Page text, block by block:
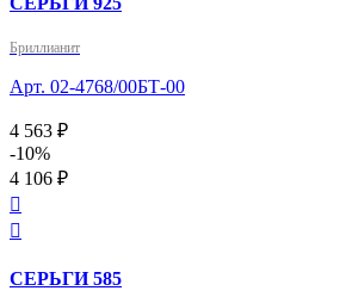
Бриллианит
Арт. 02-4768/00БТ-00
4 563 ₽
-10%
4 106 ₽


СЕРЬГИ 585